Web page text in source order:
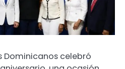
Dominicanos celebró